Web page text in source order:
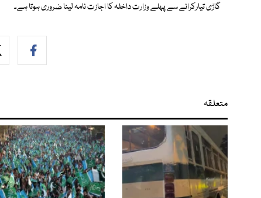
گاڑی تیارکرانے سے پہلے وزارت داخلہ کا اجازت نامہ لینا ضروری ہوتا ہے۔
متعلقہ